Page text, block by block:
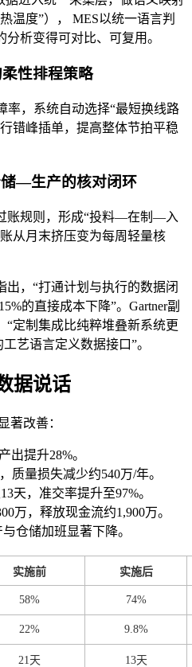
温度”）， MES以统一语言判
析变得可对比、可复用。
柔性排程策略
率，系统自动选择“最短换线路
错峰插单，提高整体节拍平稳
—生产的核对闭环
账规则，形成“投料—在制—入
从月末挤压变为每周轻量核
，“打通计划与执行的数据闭
的直接成本下降”。Gartner副
“定制集成比纯粹堆叠新系统更
艺语言定义数据接口”。
据说话
著改善：
出提升28%。
质量损失减少约540万/年。
天，准交率提升至97%。
万，释放现金流约1,900万。
仓储加班显著下降。
实施前 实施后
58% 74%
22% 9.8%
21天 13天